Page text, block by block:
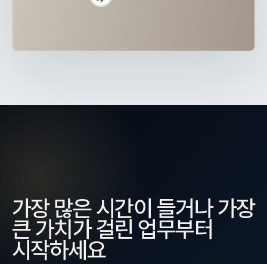
가장 많은 시간이 들거나 가장
큰 가치가 걸린 업무부터
시작하세요